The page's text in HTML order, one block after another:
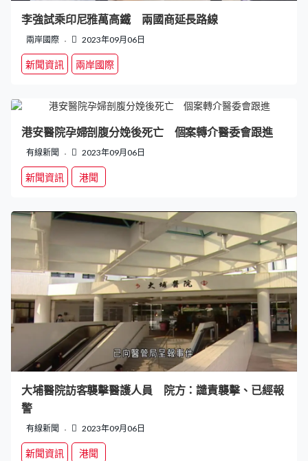
李強試乘印尼雅萬高鐵 兩國商延長路線
兩岸國際 2023年09月06日
新聞資訊 兩岸國際
港安醫院孕婦剖腹分娩後死亡 個案轉介醫委會跟進
有線新聞 2023年09月06日
新聞資訊 港聞
大埔醫院訪客襲擊醫護人員 院方：譴責襲擊、已經報
警
有線新聞 2023年09月06日
新聞資訊 港聞